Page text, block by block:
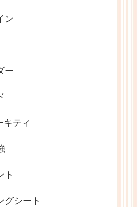
ン
ー
キティ
ト
グシート